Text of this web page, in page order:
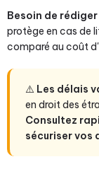
Besoin de
protège en cas de
comparé au coût
⚠️ Les délais
en droit des
Consultez
sécuriser vos